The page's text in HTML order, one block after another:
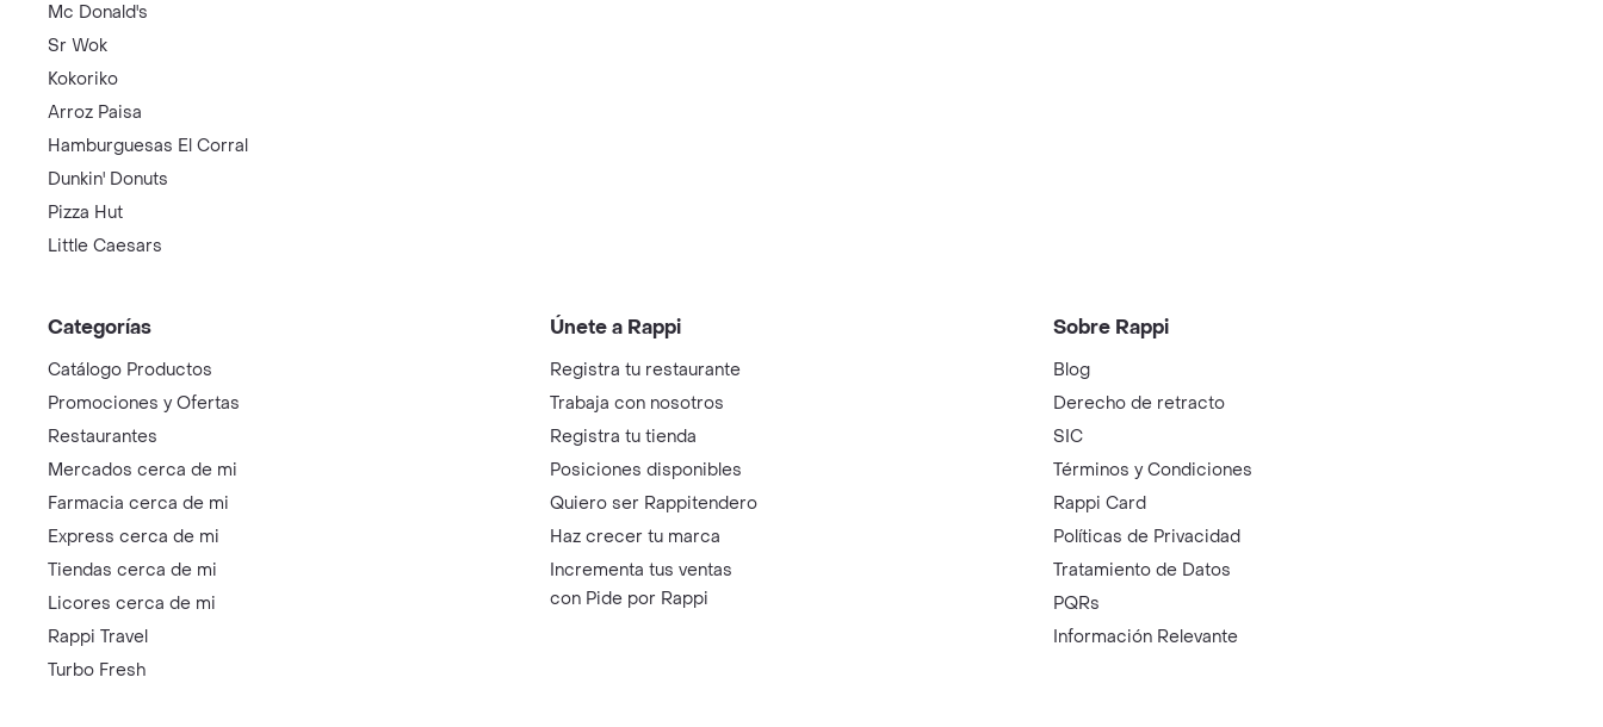
Mc Donald's
Sr Wok
Kokoriko
Arroz Paisa
Hamburguesas El Corral
Dunkin' Donuts
Pizza Hut
Little Caesars
Categorías
Catálogo Productos
Promociones y Ofertas
Restaurantes
Mercados cerca de mi
Farmacia cerca de mi
Express cerca de mi
Tiendas cerca de mi
Licores cerca de mi
Rappi Travel
Turbo Fresh
Únete a Rappi
Registra tu restaurante
Trabaja con nosotros
Registra tu tienda
Posiciones disponibles
Quiero ser Rappitendero
Haz crecer tu marca
Incrementa tus ventas
con Pide por Rappi
Sobre Rappi
Blog
Derecho de retracto
SIC
Términos y Condiciones
Rappi Card
Políticas de Privacidad
Tratamiento de Datos
PQRs
Información Relevante